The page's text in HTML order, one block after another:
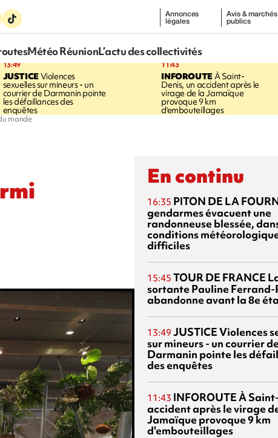
Annonces
légales
Avis & marchés
publics
Météo RéunionL’actu des collectivités
13:49
JUSTICEViolences
sexuelles sur mineurs - un
courrier de Darmanin pointe
les défaillances des
enquêtes
11:43
INFOROUTEÀ Saint-
Denis, un accident après le
virage de la Jamaïque
provoque 9 km
d'embouteillages
monde
En continu
16:35 PITON DE LA
gendarmes évacuent une
randonneuse blessée,
conditions
difficiles
15:45 TOUR DE FRANCE
sortante Pauline
abandonne avant la 8e
13:49 JUSTICEViolences
sur mineurs - un courrier
Darmanin pointe les
des enquêtes
11:43 INFOROUTEÀ
accident après le virage
Jamaïque provoque 9 km
d'embouteillages